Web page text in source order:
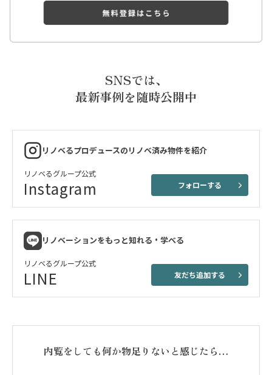
SNSでは、
最新事例を随時公開中
リノベるプロデュースのリノベ済み物件を紹介
リノベるグループ公式
Instagram フォローする
リノベーションをもっと知れる・学べる
リノベるグループ公式
LINE 友だち追加する
内覧をしても何か物足りないと感じたら…